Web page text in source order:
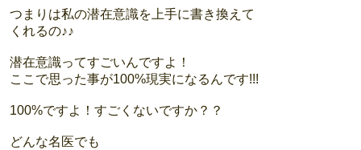
つまりは私の潜在意識を上手に書き換えて
くれるの♪♪
潜在意識ってすごいんですよ！
ここで思った事が100%現実になるんです!!!
100%ですよ！すごくないですか？？
どんな名医でも